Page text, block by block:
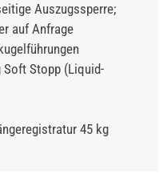
Auszugssperre;
auf Anfrage
Soft Stopp (Liquid-
45 kg